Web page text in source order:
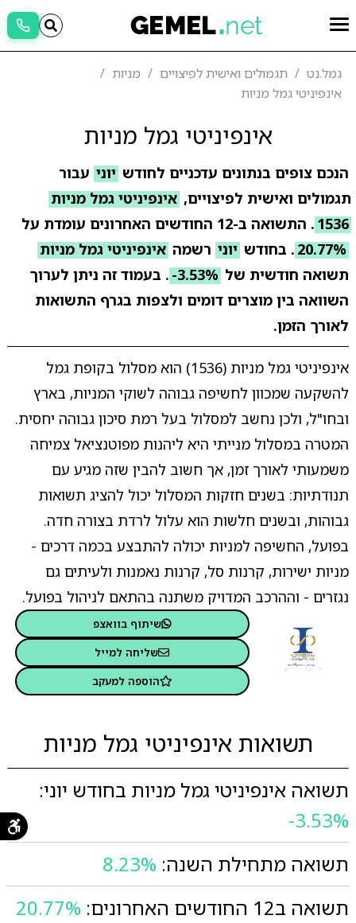
גמל.נט תגמולים ואישית לפיצויים
מניות
אינפיניטי גמל מניות
אינפיניטי גמל מניות
הנכם צופים בנתונים עדכניים לחודש יוני עבור
תגמולים ואישית לפיצויים, אינפיניטי גמל מניות
1536 . התשואה ב-12 החודשים האחרונים עומדת על
20.77% . בחודש יוני רשמה אינפיניטי גמל מניות
תשואה חודשית של -3.53% . בעמוד זה ניתן לערוך
השוואה בין מוצרים דומים ולצפות בגרף התשואות
לאורך הזמן.
אינפיניטי גמל מניות (1536) הוא מסלול בקופת גמל
להשקעה שמכוון לחשיפה גבוהה לשוקי המניות, בארץ
ובחו"ל, ולכן נחשב למסלול בעל רמת סיכון גבוהה יחסית.
המטרה במסלול מנייתי היא ליהנות מפוטנציאל צמיחה
משמעותי לאורך זמן, אך חשוב להבין שזה מגיע עם
תנודתיות: בשנים חזקות המסלול יכול להציג תשואות
גבוהות, ובשנים חלשות הוא עלול לרדת בצורה חדה.
בפועל, החשיפה למניות יכולה להתבצע בכמה דרכים -
מניות ישירות, קרנות סל, קרנות נאמנות ולעיתים גם
נגזרים - וההרכב המדויק משתנה בהתאם לניהול בפועל.
שיתוף בוואצפ
שליחה למייל
הוספה למעקב
תשואות אינפיניטי גמל מניות
תשואה אינפיניטי גמל מניות בחודש יוני:
-3.53%
תשואה מתחילת השנה: 8.23%
תשואה ב12 החודשים האחרונים:
20.77%